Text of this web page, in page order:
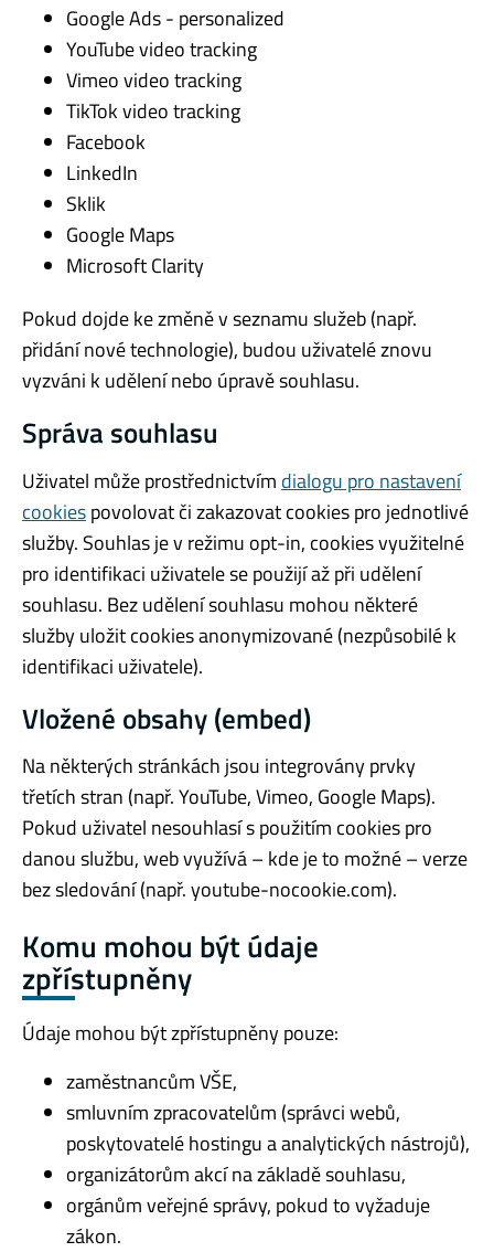
Google Ads - personalized
YouTube video tracking
Vimeo video tracking
TikTok video tracking
Facebook
LinkedIn
Sklik
Google Maps
Microsoft Clarity
Pokud dojde ke změně v seznamu služeb (např.
přidání nové technologie), budou uživatelé znovu
vyzváni k udělení nebo úpravě souhlasu.
Správa souhlasu
Uživatel může prostřednictvím dialogu pro nastavení
cookiespovolovat či zakazovat cookies pro jednotlivé
služby. Souhlas je v režimu opt-in, cookies využitelné
pro identifikaci uživatele se použijí až při udělení
souhlasu. Bez udělení souhlasu mohou některé
služby uložit cookies anonymizované (nezpůsobilé k
identifikaci uživatele).
Vložené obsahy (embed)
Na některých stránkách jsou integrovány prvky
třetích stran (např. YouTube, Vimeo, Google Maps).
Pokud uživatel nesouhlasí s použitím cookies pro
danou službu, web využívá – kde je to možné – verze
bez sledování (např. youtube-nocookie.com).
Komu mohou být údaje
zpřístupněny
Údaje mohou být zpřístupněny pouze:
zaměstnancům VŠE,
smluvním zpracovatelům (správci webů,
poskytovatelé hostingu a analytických nástrojů),
organizátorům akcí na základě souhlasu,
orgánům veřejné správy, pokud to vyžaduje
zákon.